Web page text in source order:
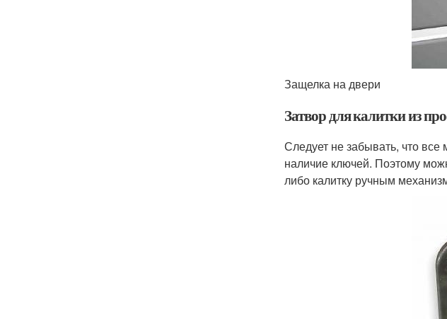
Защелка на двери
Затвор для калитки из
Следует не забывать, что
наличие ключей. Поэтому
либо калитку ручным